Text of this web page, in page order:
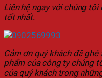
Liên hệ ngay với chúng
tốt nhất.
Cảm ơn quý khách đã
phẩm của công ty chúng
của quý khách trong